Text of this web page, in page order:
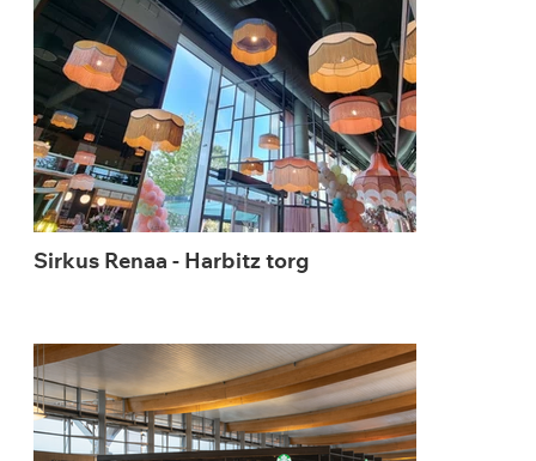
Sirkus Renaa - Harbitz torg